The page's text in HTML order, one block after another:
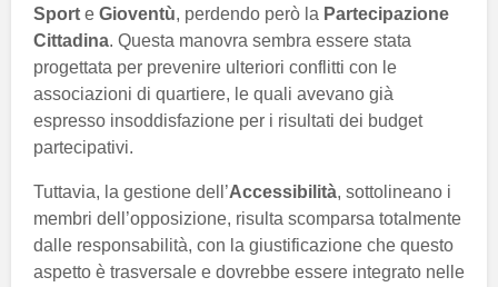
Sport e Gioventù, perdendo però la Partecipazione
Cittadina. Questa manovra sembra essere stata
progettata per prevenire ulteriori conflitti con le
associazioni di quartiere, le quali avevano già
espresso insoddisfazione per i risultati dei budget
partecipativi.
Tuttavia, la gestione dell’Accessibilità, sottolineano i
membri dell’opposizione, risulta scomparsa totalmente
dalle responsabilità, con la giustificazione che questo
aspetto è trasversale e dovrebbe essere integrato nelle